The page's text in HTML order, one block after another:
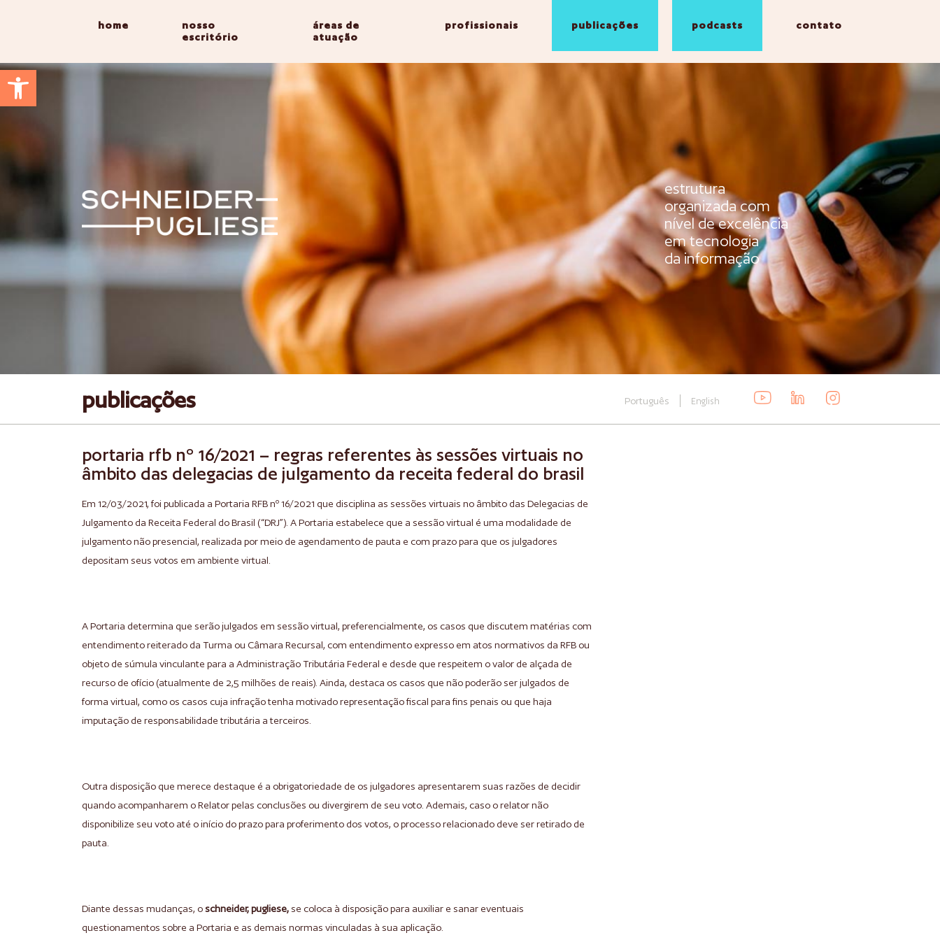
Abrir a barra de ferramentas
home
nosso
escritório
áreas de
atuação
profissionais publicações podcasts contato
estrutura
organizada com
nível de excelência
em tecnologia
da informação
publicações Português English
portaria rfb nº 16/2021 – regras referentes às sessões virtuais no
âmbito das delegacias de julgamento da receita federal do brasil
Em 12/03/2021, foi publicada a Portaria RFB nº 16/2021 que disciplina as sessões virtuais no âmbito das Delegacias de
Julgamento da Receita Federal do Brasil (“DRJ”). A Portaria estabelece que a sessão virtual é uma modalidade de
julgamento não presencial, realizada por meio de agendamento de pauta e com prazo para que os julgadores
depositam seus votos em ambiente virtual.
A Portaria determina que serão julgados em sessão virtual, preferencialmente, os casos que discutem matérias com
entendimento reiterado da Turma ou Câmara Recursal, com entendimento expresso em atos normativos da RFB ou
objeto de súmula vinculante para a Administração Tributária Federal e desde que respeitem o valor de alçada de
recurso de ofício (atualmente de 2,5 milhões de reais). Ainda, destaca os casos que não poderão ser julgados de
forma virtual, como os casos cuja infração tenha motivado representação fiscal para fins penais ou que haja
imputação de responsabilidade tributária a terceiros.
Outra disposição que merece destaque é a obrigatoriedade de os julgadores apresentarem suas razões de decidir
quando acompanharem o Relator pelas conclusões ou divergirem de seu voto. Ademais, caso o relator não
disponibilize seu voto até o início do prazo para proferimento dos votos, o processo relacionado deve ser retirado de
pauta.
Diante dessas mudanças, oschneider, pugliese, se coloca à disposição para auxiliar e sanar eventuais
questionamentos sobre a Portaria e as demais normas vinculadas à sua aplicação.